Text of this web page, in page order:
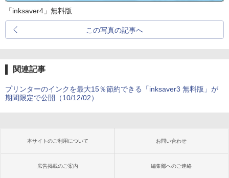
「inksaver4」無料版
この写真の記事へ
関連記事
プリンターのインクを最大15％節約できる「inksaver3 無料版」が
期間限定で公開（10/12/02）
本サイトのご利用について お問い合わせ
広告掲載のご案内 編集部へのご連絡